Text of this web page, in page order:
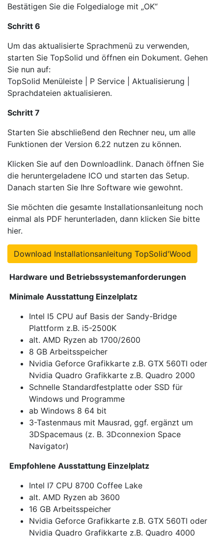
Bestätigen Sie die Folgedialoge mit „OK“
Schritt 6
Um das aktualisierte Sprachmenü zu verwenden,
starten Sie TopSolid und öffnen ein Dokument. Gehen
Sie nun auf:
TopSolid Menüleiste | P Service | Aktualisierung |
Sprachdateien aktualisieren.
Schritt 7
Starten Sie abschließend den Rechner neu, um alle
Funktionen der Version 6.22 nutzen zu können.
Klicken Sie auf den Downloadlink. Danach öffnen Sie
die heruntergeladene ICO und starten das Setup.
Danach starten Sie Ihre Software wie gewohnt.
Sie möchten die gesamte Installationsanleitung noch
einmal als PDF herunterladen, dann klicken Sie bitte
hier.
Download Installationsanleitung TopSolid'Wood
Hardware und Betriebssystemanforderungen
Minimale Ausstattung Einzelplatz
Intel I5 CPU auf Basis der Sandy-Bridge
Plattform z.B. i5-2500K
alt. AMD Ryzen ab 1700/2600
8 GB Arbeitsspeicher
Nvidia Geforce Grafikkarte z.B. GTX 560TI oder
Nvidia Quadro Grafikkarte z.B. Quadro 2000
Schnelle Standardfestplatte oder SSD für
Windows und Programme
ab Windows 8 64 bit
3-Tastenmaus mit Mausrad, ggf. ergänzt um
3DSpacemaus (z. B. 3Dconnexion Space
Navigator)
Empfohlene Ausstattung Einzelplatz
Intel I7 CPU 8700 Coffee Lake
alt. AMD Ryzen ab 3600
16 GB Arbeitsspeicher
Nvidia Geforce Grafikkarte z.B. GTX 560TI oder
Nvidia Quadro Grafikkarte z.B. Quadro 4000